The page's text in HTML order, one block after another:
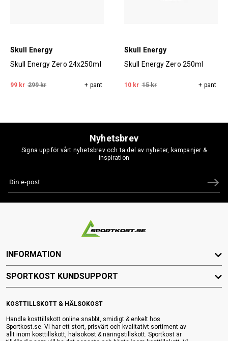
Skull Energy
Skull Energy Zero 24x250ml
99 kr 299 kr + pant
Skull Energy
Skull Energy Zero 250ml
10 kr 15 kr + pant
Nyhetsbrev
Signa upp för vårt nyhetsbrev och ta del av nyheter, kampanjer &
inspiration
KOSTTILLSKOTT & HÄLSOKOST
Handla kosttillskott online snabbt, smidigt & enkelt hos
Sportkost.se. Vi har ett stort, prisvärt och kvalitativt sortiment av
allt inom kosttillskott, hälsokost & näringstillskott. Sportkost är
INFORMATION
SPORTKOST KUNDSUPPORT